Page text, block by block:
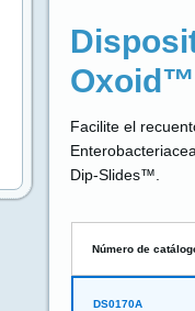
Facilite el
Dip-Slides™.
Número de
DS0170A